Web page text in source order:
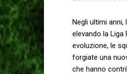
Negli ultimi
elevando la
evoluzione, le
forgiate una
che hanno